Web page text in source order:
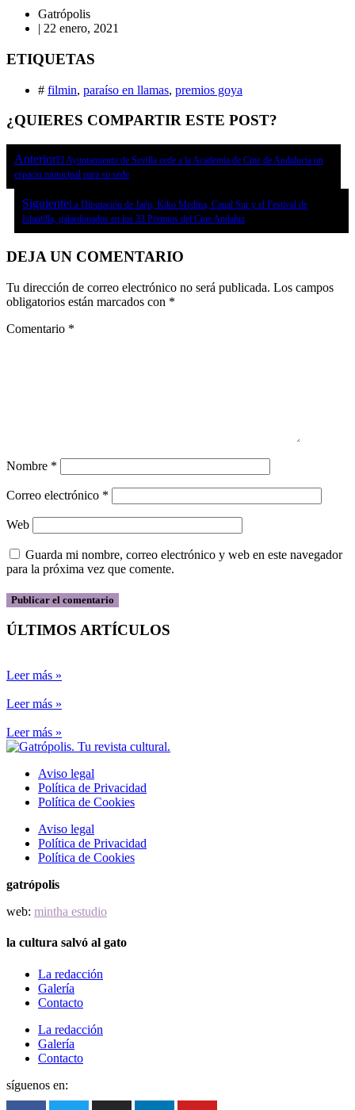
Gatrópolis
| 22 enero, 2021
ETIQUETAS
# filmin, paraíso en llamas, premios goya
¿QUIERES COMPARTIR ESTE POST?
AnteriorEl Ayuntamiento de Sevilla cede a la Academia de Cine de Andalucía un
espacio municipal para su sede
SiguienteLa Diputación de Jaén, Kiko Medina, Canal Sur y el Festival de
Islantilla, galardonados en los 33 Premios del Cine Andaluz
DEJA UN COMENTARIO
Tu dirección de correo electrónico no será publicada. Los campos
obligatorios están marcados con *
Comentario *
Nombre *
Correo electrónico *
Web
Guarda mi nombre, correo electrónico y web en este navegador
para la próxima vez que comente.
ÚLTIMOS ARTÍCULOS
Leer más »
Leer más »
Leer más »
Aviso legal
Política de Privacidad
Política de Cookies
Aviso legal
Política de Privacidad
Política de Cookies
gatrópolis
web: mintha estudio
la cultura salvó al gato
La redacción
Galería
Contacto
La redacción
Galería
Contacto
síguenos en: